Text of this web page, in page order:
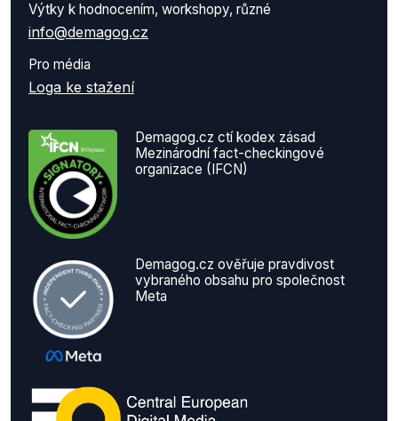
Výtky k hodnocením, workshopy, různé
info@demagog.cz
Pro média
Loga ke stažení
Demagog.cz ctí kodex zásad
Mezinárodní fact-checkingové
organizace (IFCN)
Demagog.cz ověřuje pravdivost
vybraného obsahu pro společnost
Meta